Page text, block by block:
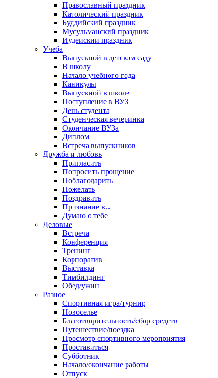
Православный праздник
Католический праздник
Буддийский праздник
Мусульманский праздник
Иудейский праздник
Учеба
Выпускной в детском саду
В школу
Начало учебного года
Каникулы
Выпускной в школе
Поступление в ВУЗ
День студента
Студенческая вечеринка
Окончание ВУЗа
Диплом
Встреча выпускников
Дружба и любовь
Пригласить
Попросить прощение
Поблагодарить
Пожелать
Поздравить
Признание в...
Думаю о тебе
Деловые
Встреча
Конференция
Тренинг
Корпоратив
Выставка
Тимбилдинг
Обед/ужин
Разное
Спортивная игра/турнир
Новоселье
Благотворительность/сбор средств
Путешествие/поездка
Просмотр спортивного мероприятия
Проставиться
Субботник
Начало/окончание работы
Отпуск